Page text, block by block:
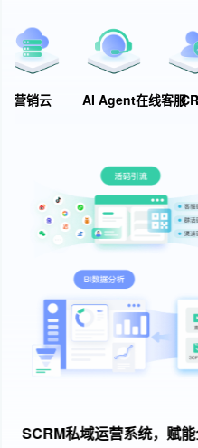
营销云 AI Agent在线客服
SCRM私域运营系统，赋